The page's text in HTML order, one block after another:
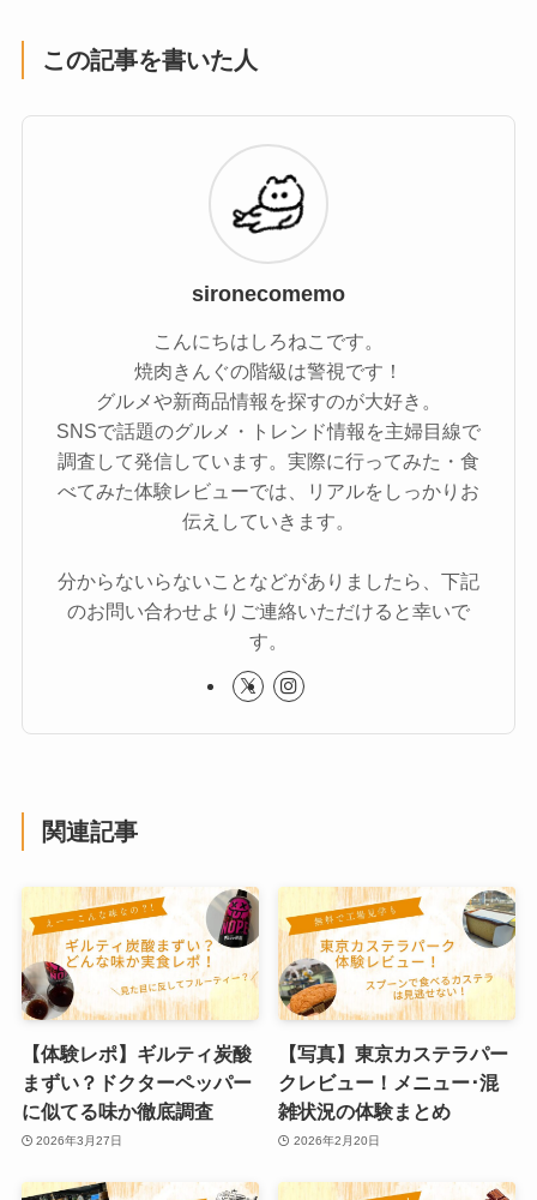
この記事を書いた人
sironecomemo
こんにちはしろねこです。
焼肉きんぐの階級は警視です！
グルメや新商品情報を探すのが大好き。
SNSで話題のグルメ・トレンド情報を主婦目線で
調査して発信しています。実際に行ってみた・食
べてみた体験レビューでは、リアルをしっかりお
伝えしていきます。
分からないらないことなどがありましたら、下記
のお問い合わせよりご連絡いただけると幸いで
す。
関連記事
【体験レポ】ギルティ炭酸
まずい？ドクターペッパー
に似てる味か徹底調査
2026年3月27日
【写真】東京カステラパー
クレビュー！メニュー･混
雑状況の体験まとめ
2026年2月20日